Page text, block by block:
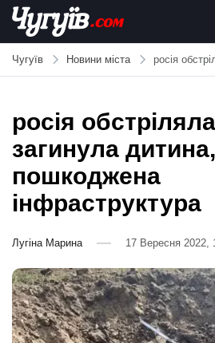
Skip
content
Chuguiv
Чугуїв Новини міста росія обстріляла
росія
загинула дитина,
пошкоджена
інфраструктура
Лугіна Марина 17 Вересня 2022,